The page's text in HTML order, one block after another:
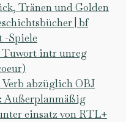
Tränen und Golden
| bf
-Spiele
Tuwort intr unreg
Verb abzüglich OBJ
Außerplanmäßig
einsatz von RTL+